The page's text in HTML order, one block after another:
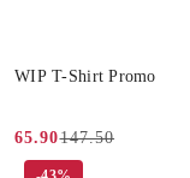
WIP T-Shirt Promo
Cena
65.90
Cena
147.50